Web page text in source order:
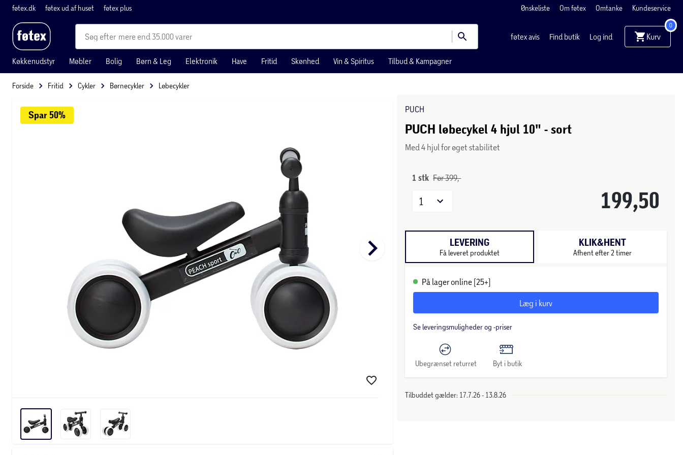
føtex.dk føtex ud af huset føtex plus Ønskeliste Om føtex Omtanke Kundeservice
mere end 35.000 varer føtex avis Find butik Log ind Kurv
0
Køkkenudstyr Møbler Bolig Børn & Leg Elektronik Have Fritid Skønhed Vin & Spiritus Tilbud & Kampagner
Forside Fritid Cykler Børnecykler Løbecykler
Spar 50%
keyboard_arrow_right
PUCH
PUCH løbecykel 4 hjul 10" - sort
Med 4 hjul for øget stabilitet
1 stk Før 399,-
199,50
1
LEVERING
Få leveret produktet
KLIK&HENT
Afhent efter 2 timer
På lager online (25+)
Læg i kurv
Se leveringsmuligheder og -priser
Ubegrænset returret Byt i butik
Tilbuddet gælder: 17.7.26 - 13.8.26